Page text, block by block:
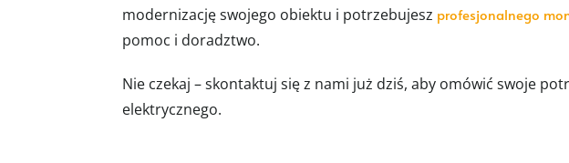
modernizację swojego obiektu i potrzebujesz profesjonalnego
pomoc i doradztwo.
Nie czekaj – skontaktuj się z nami już dziś, aby omówić swoje
elektrycznego.